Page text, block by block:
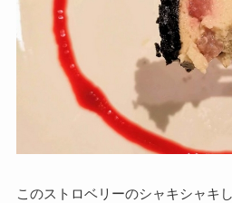
このストロベリーのシャキシャキ